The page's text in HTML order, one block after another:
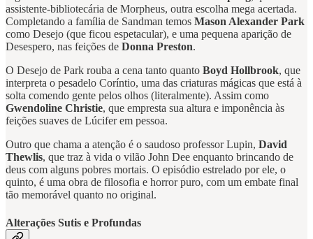
assistente-bibliotecária de Morpheus, outra escolha mega acertada.
Completando a família de Sandman temos Mason Alexander Park
como Desejo (que ficou espetacular), e uma pequena aparição de
Desespero, nas feições de Donna Preston.
O Desejo de Park rouba a cena tanto quanto Boyd Hollbrook, que
interpreta o pesadelo Coríntio, uma das criaturas mágicas que está à
solta comendo gente pelos olhos (literalmente). Assim como
Gwendoline Christie, que empresta sua altura e imponência às
feições suaves de Lúcifer em pessoa.
Outro que chama a atenção é o saudoso professor Lupin, David
Thewlis, que traz à vida o vilão John Dee enquanto brincando de
deus com alguns pobres mortais. O episódio estrelado por ele, o
quinto, é uma obra de filosofia e horror puro, com um embate final
tão memorável quanto no original.
Alterações Sutis e Profundas